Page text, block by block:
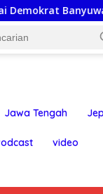
Ajak
Jawa Tengah
video